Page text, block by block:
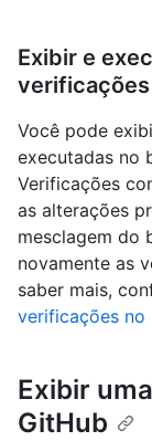
Exibir e
verificações
Você pode
executadas no
Verificações
as alterações
mesclagem do
novamente as
saber mais,
verificações no
Exibir
GitHub